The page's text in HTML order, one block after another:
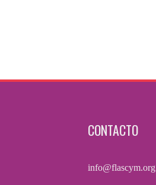
CONTACTO
info@flascym.org